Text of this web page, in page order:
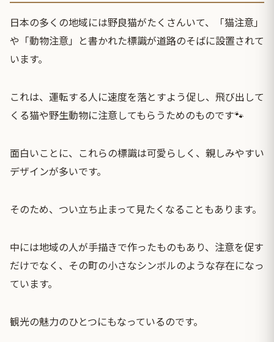
日本の多くの地域には野良猫がたくさんいて、「猫注意」
や「動物注意」と書かれた標識が道路のそばに設置されて
います。
これは、運転する人に速度を落とすよう促し、飛び出して
くる猫や野生動物に注意してもらうためのものです🐾
面白いことに、これらの標識は可愛らしく、親しみやすい
デザインが多いです。
そのため、つい立ち止まって見たくなることもあります。
中には地域の人が手描きで作ったものもあり、注意を促す
だけでなく、その町の小さなシンボルのような存在になっ
ています。
観光の魅力のひとつにもなっているのです。